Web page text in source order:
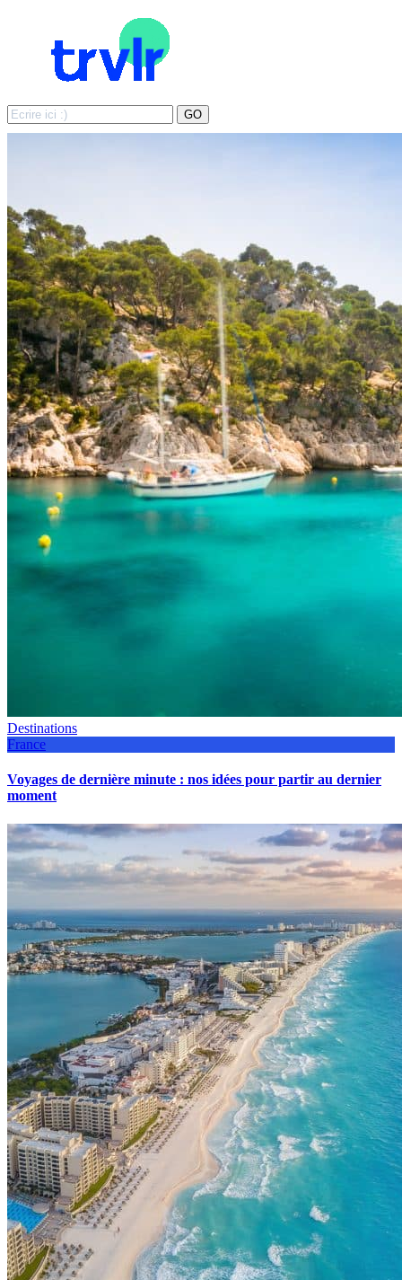
Search
for:
GO
Destinations
France
Voyages de dernière minute : nos idées pour partir au dernier
moment